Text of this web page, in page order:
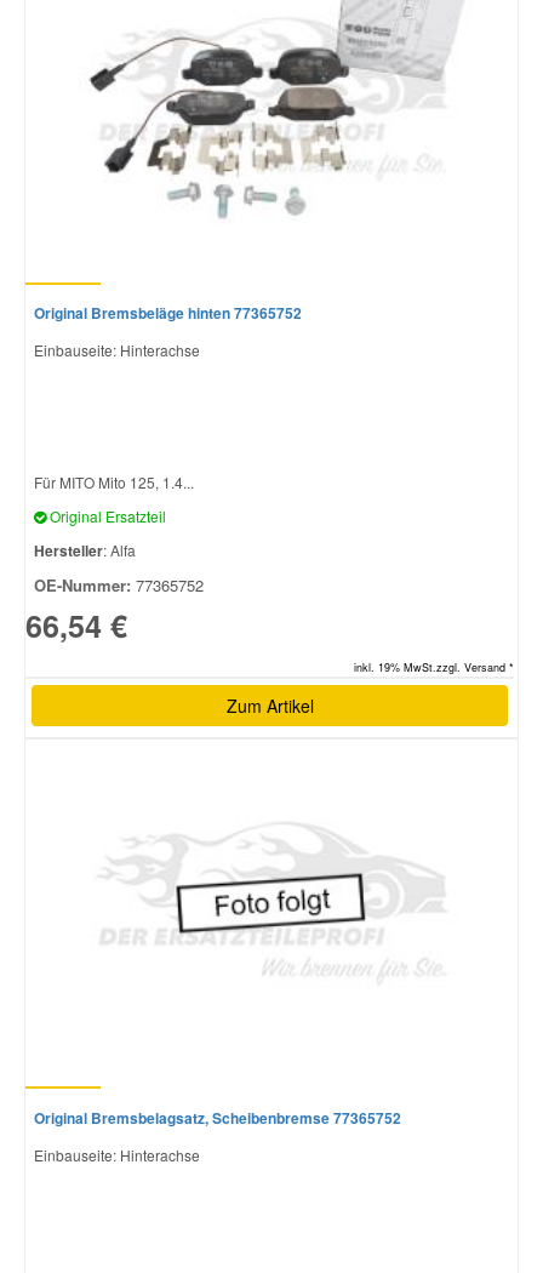
Original Bremsbeläge hinten 77365752
Einbauseite: Hinterachse
Für MITO Mito 125, 1.4...
Original Ersatzteil
Hersteller: Alfa
OE-Nummer: 77365752
66,54 €
inkl. 19% MwSt.zzgl. Versand *
Zum Artikel
Original Bremsbelagsatz, Scheibenbremse 77365752
Einbauseite: Hinterachse